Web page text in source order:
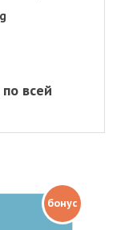
всей
бонус